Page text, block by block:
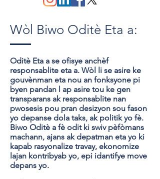
Wòl Biwo Oditè Eta a:
Oditè Eta a se ofisye anchèf
responsablite eta a. Wòl li se asire ke
gouvènman eta nou an fonksyone pi
byen pandan l ap asire tou ke gen
transparans ak responsablite nan
pwosesis pou pran desizyon sou fason
yo depanse dola taks, ak politik yo fè.
Biwo Oditè a fè odit ki swiv pèfòmans
machann, ajans ak depatman eta yo ki
kapab rasyonalize travay, ekonomize
lajan kontribyab yo, epi idantifye move
depans yo.